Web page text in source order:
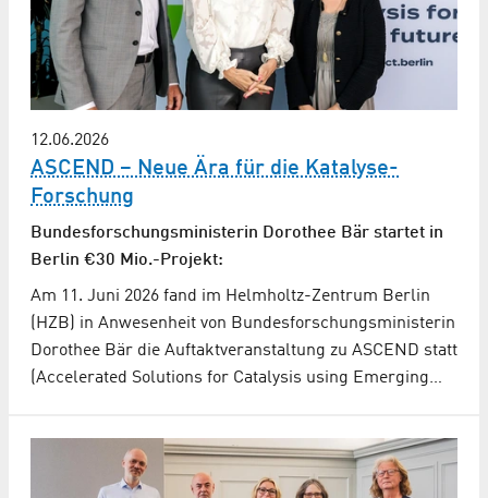
12.06.2026
ASCEND – Neue Ära für die Katalyse-
Forschung
Bundes­forschungs­ministerin Dorothee Bär startet in
Berlin €30 Mio.-Projekt:
Am 11. Juni 2026 fand im Helmholtz-Zentrum Berlin
(HZB) in Anwesenheit von Bundesforschungsministerin
Dorothee Bär die Auftaktveranstaltung zu ASCEND statt
(Accelerated Solutions for Catalysis using Emerging…